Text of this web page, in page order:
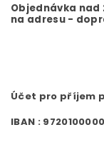
Objednávka nad
na adresu -
Účet pro příjem
IBAN :